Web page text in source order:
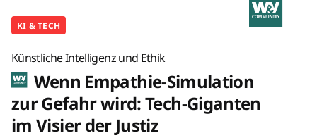
KI & TECH
Künstliche Intelligenz und Ethik
Wenn Empathie-Simulation
zur Gefahr wird: Tech-Giganten
im Visier der Justiz